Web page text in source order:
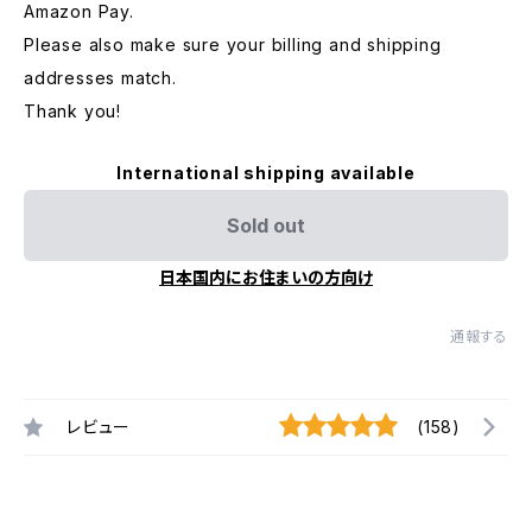
Amazon Pay.
Please also make sure your billing and shipping
addresses match.
Thank you!
International shipping available
Sold out
日本国内にお住まいの方向け
通報する
レビュー (158)